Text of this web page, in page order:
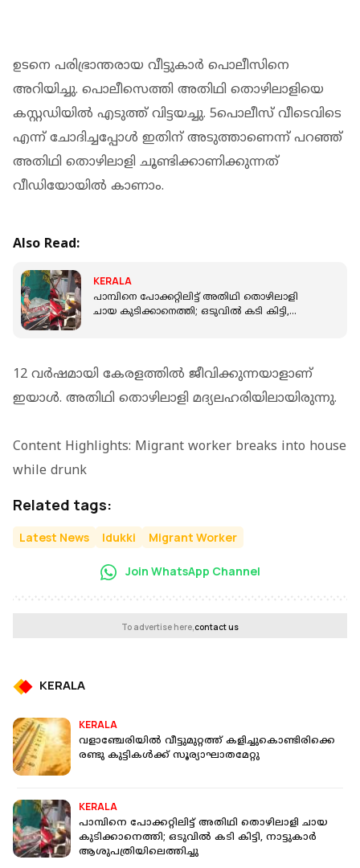
ഉടനെ പരിഭ്രാന്തരായ വീട്ടുകാര്‍ പൊലീസിനെ
അറിയിച്ചു. പൊലീസെത്തി അതിഥി തൊഴിലാളിയെ
കസ്റ്റഡിയില്‍ എടുത്ത് വിട്ടയച്ചു. 5പൊലീസ് വീടെവിടെ
എന്ന് ചോദിച്ചപ്പോള്‍ ഇതിന് അടുത്താണെന്ന് പറഞ്ഞ്
അതിഥി തൊഴിലാളി ചൂണ്ടിക്കാണിക്കുന്നത്
വീഡിയോയില്‍ കാണാം.
Also Read:
KERALA
പാമ്പിനെ പോക്കറ്റിലിട്ട് അതിഥി തൊഴിലാളി
ചായ കുടിക്കാനെത്തി; ഒടുവിൽ കടി കിട്ടി,
12 വര്‍ഷമായി കേരളത്തില്‍ ജീവിക്കുന്നയാളാണ്
ഇയാള്‍. അതിഥി തൊഴിലാളി മദ്യലഹരിയിലായിരുന്നു.
Content Highlights: Migrant worker breaks into house
while drunk
Related tags:
Latest News Idukki Migrant Worker
Join WhatsApp Channel
To advertise here,contact us
KERALA
KERALA
വളാഞ്ചേരിയില്‍ വീട്ടുമുറ്റത്ത് കളിച്ചുകൊണ്ടിരിക്കെ
രണ്ടു കുട്ടികള്‍ക്ക് സൂര്യാഘാതമേറ്റു
KERALA
പാമ്പിനെ പോക്കറ്റിലിട്ട് അതിഥി തൊഴിലാളി ചായ
കുടിക്കാനെത്തി; ഒടുവിൽ കടി കിട്ടി, നാട്ടുകാർ
ആശുപത്രിയിലെത്തിച്ചു